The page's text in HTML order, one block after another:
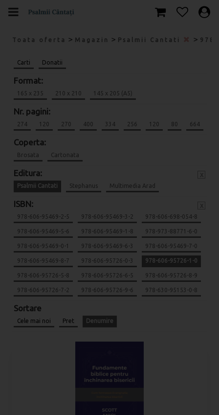
Toata oferta > Magazin > Psalmii Cantati >
Carti Donatii
Format:
165 x 235 210 x 210 145 x 205 (A5)
Nr. pagini:
274 120 270 400 334 256 120 80 664
Coperta:
Brosata Cartonata
Editura:
Psalmii Cantati Stephanus Multimedia Arad
ISBN:
978-606-95469-2-5 978-606-95469-3-2 978-606-698-054-8
978-606-95469-5-6 978-606-95469-1-8 978-973-88771-6-0
978-606-95469-0-1 978-606-95469-6-3 978-606-95469-7-0
978-606-95469-8-7 978-606-95726-0-3 978-606-95726-1-0
978-606-95726-5-8 978-606-95726-6-5 978-606-95726-8-9
978-606-95726-7-2 978-606-95726-9-6 978-630-95153-0-8
Sortare
Cele mai noi Pret Denumire